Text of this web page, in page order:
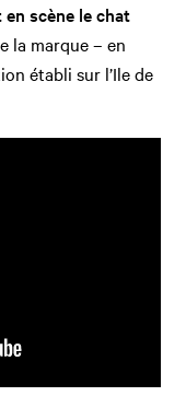
scène le chat
la marque – en
établi sur l’Ile de